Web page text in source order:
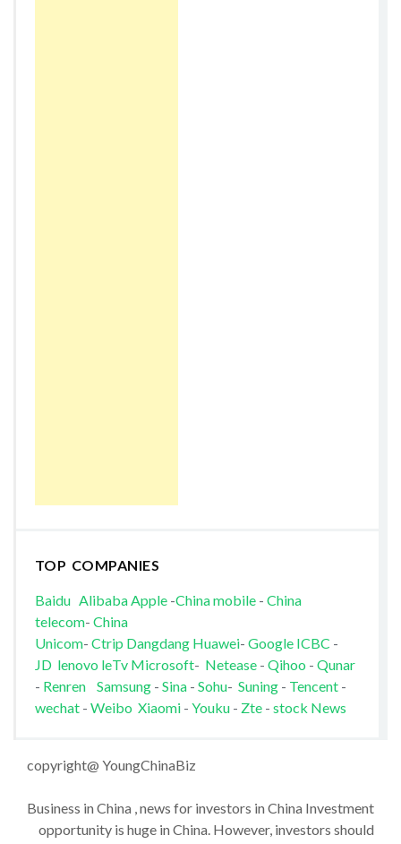
TOP COMPANIES
Baidu AlibabaApple-China mobile- China
telecom- China
Unicom- Ctrip Dangdang Huawei- Google ICBC -
JD lenovo leTv Microsoft- Netease- Qihoo - Qunar
- Renren Samsung- Sina- Sohu- Suning- Tencent-
wechat - Weibo Xiaomi- Youku - Zte- stock News
copyright@ YoungChinaBiz
Business in China , news for investors in China Investment
opportunity is huge in China. However, investors should